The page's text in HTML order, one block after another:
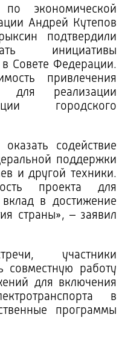
по экономической
Андрей Кутепов
подтвердили
инициативы
Совете Федерации.
привлечения
для реализации
городского
содействие
поддержки
и другой техники.
проекта для
в достижение
страны», – заявил
участники
совместную работу
для включения
в
программы